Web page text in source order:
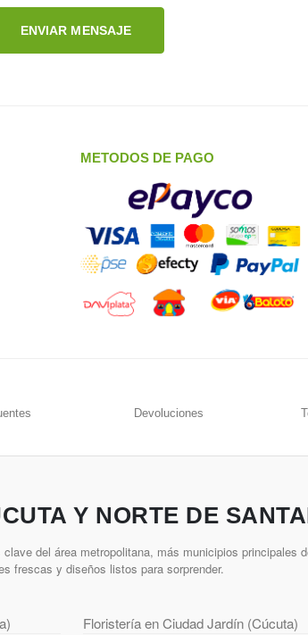
ENVIAR MENSAJE
METODOS DE PAGO
Devoluciones
Y NORTE DE
del área metropolitana, más municipios principales
frescas y diseños listos para sorprender.
Floristería en Ciudad Jardín (Cúcuta)